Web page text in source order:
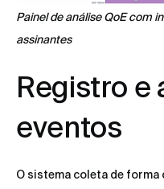
Painel de análise QoE com
assinantes
Registro e
eventos
O sistema coleta de